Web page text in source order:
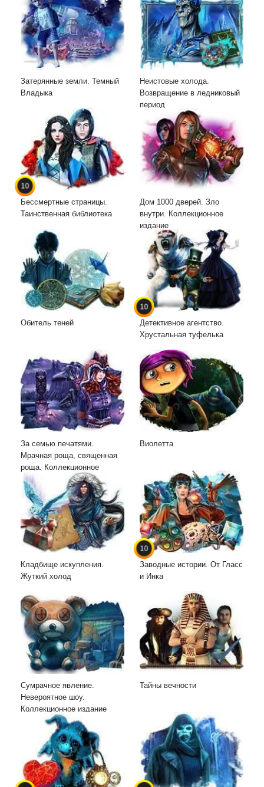
Затерянные земли. Темный
Владыка
Неистовые холода.
Возвращение в ледниковый
период
10
Бессмертные страницы.
Таинственная библиотека
Дом 1000 дверей. Зло
внутри. Коллекционное
издание
Обитель теней
10
Детективное агентство.
Хрустальная туфелька
За семью печатями.
Мрачная роща, священная
роща. Коллекционное
издание
Виолетта
Кладбище искупления.
Жуткий холод
10
Заводные истории. От Гласс
и Инка
Сумрачное явление.
Невероятное шоу.
Коллекционное издание
Тайны вечности